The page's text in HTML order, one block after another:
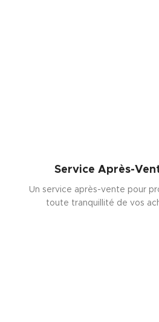
Service Après-
Un service après-vente pour
toute tranquillité de vos